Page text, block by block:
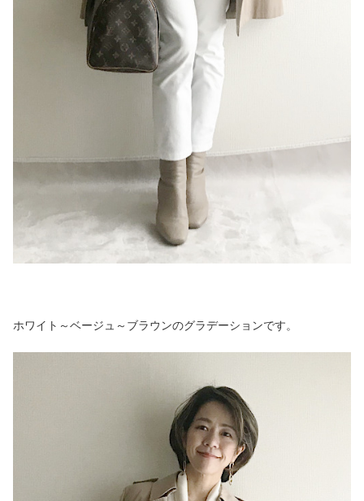
ホワイト～ベージュ～ブラウンのグラデーションです。